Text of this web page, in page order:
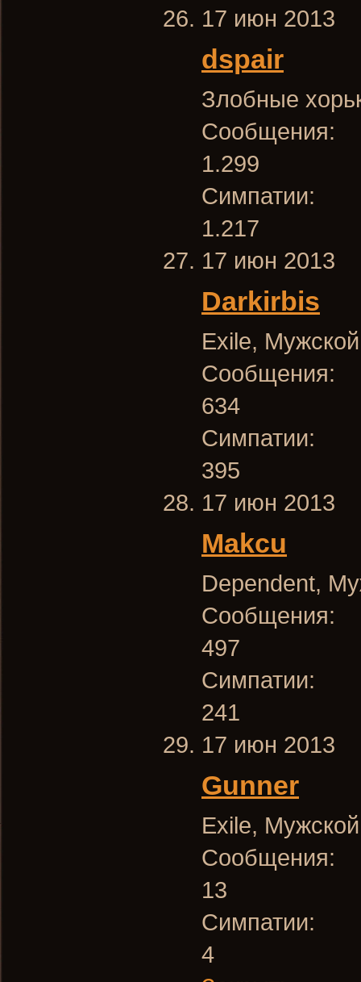
17 июн 2013
dspair
Злобные
Сообщения:
1.299
Симпатии:
1.217
17 июн 2013
Darkirbis
Exile,
Сообщения:
634
Симпатии:
395
17 июн 2013
Makcu
Dependent,
Сообщения:
497
Симпатии:
241
17 июн 2013
Gunner
Exile,
Сообщения:
13
Симпатии:
4